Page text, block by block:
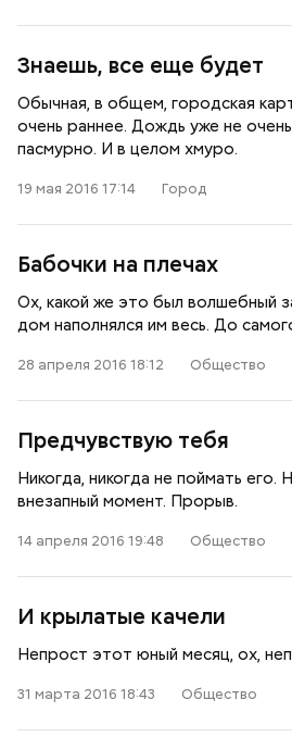
Знаешь, все еще будет
Обычная, в общем, городская
очень раннее. Дождь уже не
пасмурно. И в целом хмуро.
19 мая 2016 17:14 Город
Бабочки на плечах
Ох, какой же это был волшебный
дом наполнялся им весь. До
28 апреля 2016 18:12 Общество
Предчувствую тебя
Никогда, никогда не поймать
внезапный момент. Прорыв.
14 апреля 2016 19:48 Общество
И крылатые качели
Непрост этот юный месяц, ох,
31 марта 2016 18:43 Общество